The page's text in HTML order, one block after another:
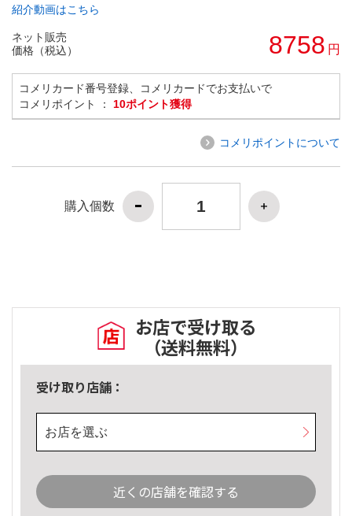
紹介動画はこちら
ネット販売
価格（税込）
8758 円
コメリカード番号登録、コメリカードでお支払いで
コメリポイント ： 10ポイント獲得
コメリポイントについて
購入個数
お店で受け取る
（送料無料）
受け取り店舗：
お店を選ぶ
近くの店舗を確認する